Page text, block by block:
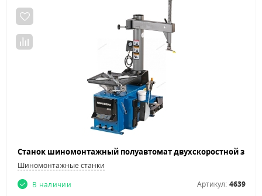
Шиномонтажные станки
В наличии
Артикул: 4639